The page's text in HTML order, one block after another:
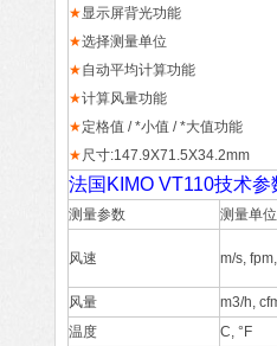
★显示屏背光功能
★选择测量单位
★自动平均计算功能
★计算风量功能
★定格值 / *小值 / *大值功能
★尺寸:147.9X71.5X34.2mm
法国KIMO VT110技术参
测量参数 测量单位
风速 m/s,
风量
m3/h,
温度
C, °F